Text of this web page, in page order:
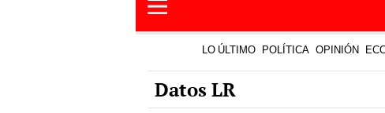
LO ÚLTIMO POLÍTICA OPINIÓN
Datos LR